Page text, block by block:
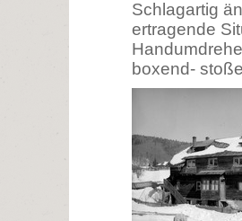
Schlagartig
ertragende
boxend-